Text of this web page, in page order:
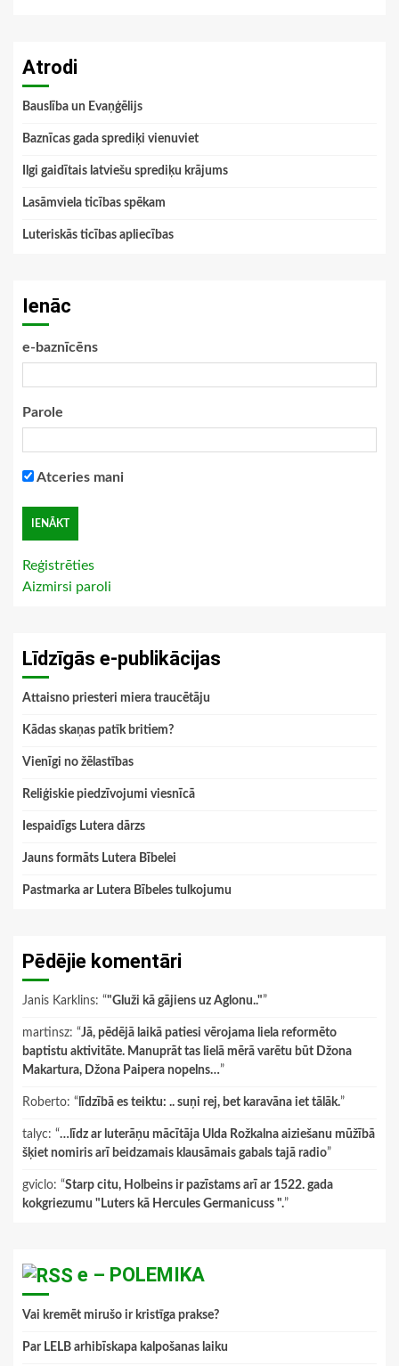
Atrodi
Bauslība un Evaņģēlijs
Baznīcas gada sprediķi vienuviet
Ilgi gaidītais latviešu sprediķu krājums
Lasāmviela ticības spēkam
Luteriskās ticības apliecības
Ienāc
e-baznīcēns
Parole
Atceries mani
Reģistrēties
Aizmirsi paroli
Līdzīgās e-publikācijas
Attaisno priesteri miera traucētāju
Kādas skaņas patīk britiem?
Vienīgi no žēlastības
Reliģiskie piedzīvojumi viesnīcā
Iespaidīgs Lutera dārzs
Jauns formāts Lutera Bībelei
Pastmarka ar Lutera Bībeles tulkojumu
Pēdējie komentāri
Janis Karklins: “"Gluži kā gājiens uz Aglonu.."”
martinsz: “Jā, pēdējā laikā patiesi vērojama liela reformēto
baptistu aktivitāte. Manuprāt tas lielā mērā varētu būt Džona
Makartura, Džona Paipera nopelns…”
Roberto: “ līdzībā es teiktu: .. suņi rej, bet karavāna iet tālāk.”
talyc: “…līdz ar luterāņu mācītāja Ulda Rožkalna aiziešanu mūžībā
šķiet nomiris arī beidzamais klausāmais gabals tajā radio”
gviclo: “Starp citu, Holbeins ir pazīstams arī ar 1522. gada
kokgriezumu "Luters kā Hercules Germanicuss ".”
e – POLEMIKA
Vai kremēt mirušo ir kristīga prakse?
Par LELB arhibīskapa kalpošanas laiku